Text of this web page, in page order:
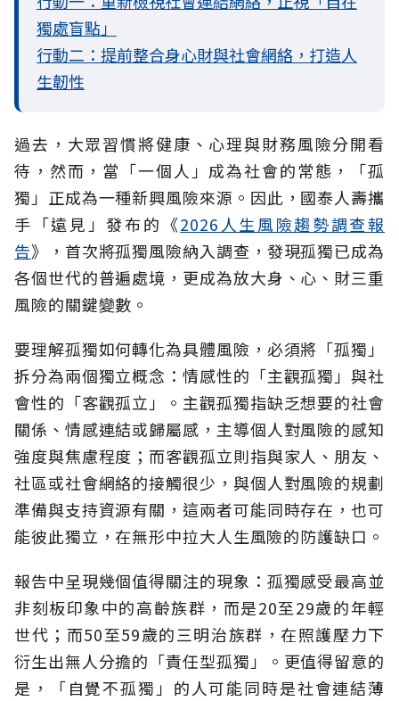
獨處盲點」
行動二：提前整合身心財與社會網絡，打造人
生韌性
過去，大眾習慣將健康、心理與財務風險分開看
待，然而，當「一個人」成為社會的常態，「孤
獨」正成為一種新興風險來源。因此，國泰人壽攜
手「遠見」發布的《2026人生風險趨勢調查報
告》，首次將孤獨風險納入調查，發現孤獨已成為
各個世代的普遍處境，更成為放大身、心、財三重
風險的關鍵變數。
要理解孤獨如何轉化為具體風險，必須將「孤獨」
拆分為兩個獨立概念：情感性的「主觀孤獨」與社
會性的「客觀孤立」。主觀孤獨指缺乏想要的社會
關係、情感連結或歸屬感，主導個人對風險的感知
強度與焦慮程度；而客觀孤立則指與家人、朋友、
社區或社會網絡的接觸很少，與個人對風險的規劃
準備與支持資源有關，這兩者可能同時存在，也可
能彼此獨立，在無形中拉大人生風險的防護缺口。
報告中呈現幾個值得關注的現象：孤獨感受最高並
非刻板印象中的高齡族群，而是20至29歲的年輕
世代；而50至59歲的三明治族群，在照護壓力下
衍生出無人分擔的「責任型孤獨」。更值得留意的
是，「自覺不孤獨」的人可能同時是社會連結薄